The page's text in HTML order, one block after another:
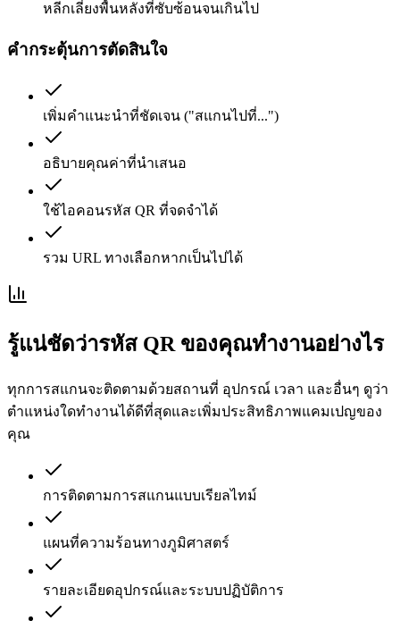
หลีกเลี่ยงพื้นหลังที่ซับซ้อนจนเกินไป
คำกระตุ้นการตัดสินใจ
เพิ่มคำแนะนำที่ชัดเจน ("สแกนไปที่...")
อธิบายคุณค่าที่นำเสนอ
ใช้ไอคอนรหัส QR ที่จดจำได้
รวม URL ทางเลือกหากเป็นไปได้
รู้แน่ชัดว่ารหัส QR ของคุณทำงานอย่างไร
ทุกการสแกนจะติดตามด้วยสถานที่ อุปกรณ์ เวลา และอื่นๆ ดูว่า
ตำแหน่งใดทำงานได้ดีที่สุดและเพิ่มประสิทธิภาพแคมเปญของ
คุณ
การติดตามการสแกนแบบเรียลไทม์
แผนที่ความร้อนทางภูมิศาสตร์
รายละเอียดอุปกรณ์และระบบปฏิบัติการ